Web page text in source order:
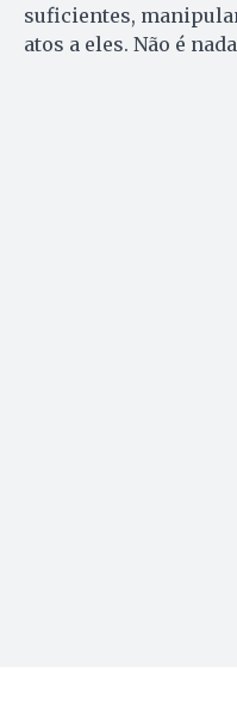
suficientes,
atos a eles. Não é